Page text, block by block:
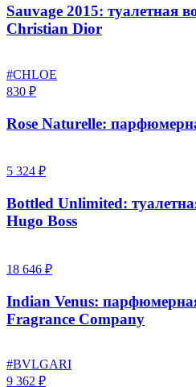
Sauvage 2015: туалетная
Christian Dior
#CHLOE
830 ₽
Rose Naturelle:
5 324 ₽
Bottled Unlimited:
Hugo Boss
18 646 ₽
Indian Venus:
Fragrance Company
#BVLGARI
9 362 ₽